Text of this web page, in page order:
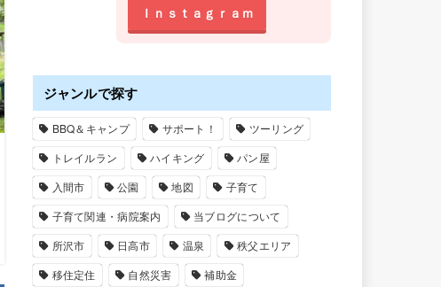
Ｉｎｓｔａｇｒａｍ
ジャンルで探す
BBQ＆キャンプ サポート！
ツーリング
トレイルラン
ハイキング
パン屋
入間市
公園 地図
子育て
子育て関連・病院案内
当ブログについて
所沢市
日高市 温泉
秩父エリア
移住定住
自然災害
補助金